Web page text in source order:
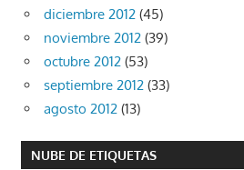
diciembre 2012 (45)
noviembre 2012 (39)
octubre 2012 (53)
septiembre 2012 (33)
agosto 2012 (13)
NUBE DE ETIQUETAS